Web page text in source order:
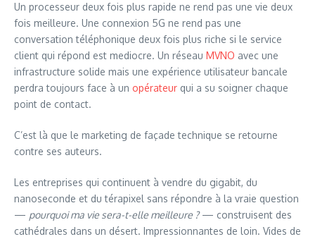
Un processeur deux fois plus rapide ne rend pas une vie deux
fois meilleure. Une connexion 5G ne rend pas une
conversation téléphonique deux fois plus riche si le service
client qui répond est mediocre. Un réseau MVNO avec une
infrastructure solide mais une expérience utilisateur bancale
perdra toujours face à un opérateur qui a su soigner chaque
point de contact.
C’est là que le marketing de façade technique se retourne
contre ses auteurs.
Les entreprises qui continuent à vendre du gigabit, du
nanoseconde et du térapixel sans répondre à la vraie question
— pourquoi ma vie sera-t-elle meilleure ?— construisent des
cathédrales dans un désert. Impressionnantes de loin. Vides de